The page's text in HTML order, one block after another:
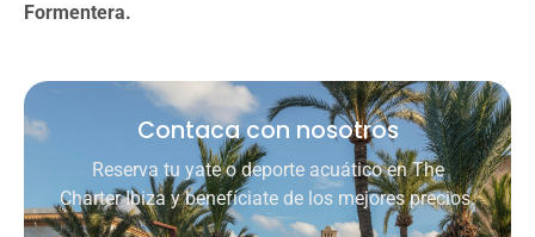
Formentera.
Contaca con nosotros
Reserva tu yate o deporte acuático en The
Charter Ibiza y benefíciate de los mejores precios.